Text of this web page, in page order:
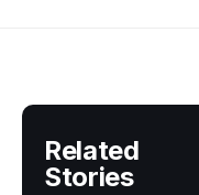
Related
Stories